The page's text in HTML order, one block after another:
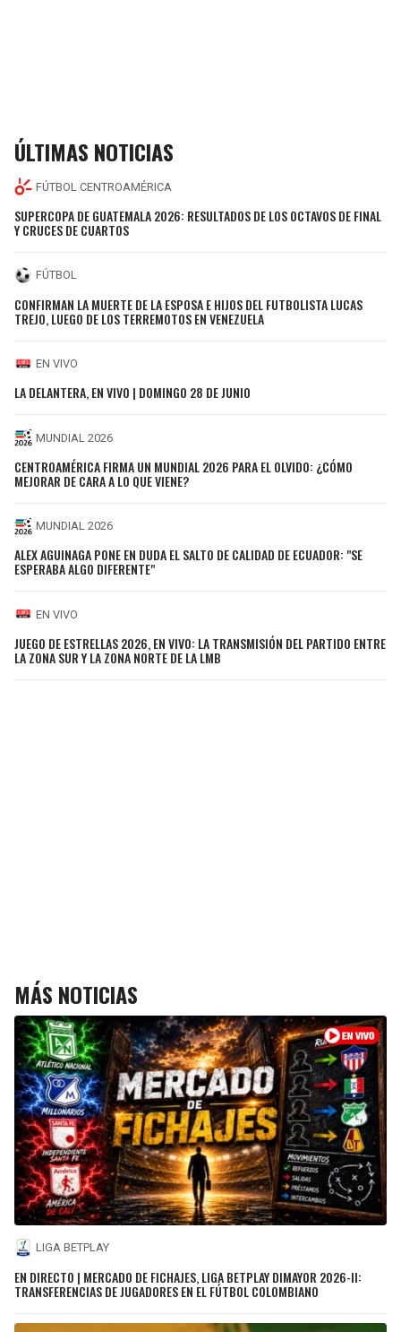
ÚLTIMAS NOTICIAS
FÚTBOL CENTROAMÉRICA
SUPERCOPA DE GUATEMALA 2026: RESULTADOS DE LOS OCTAVOS DE FINAL
Y CRUCES DE CUARTOS
FÚTBOL
CONFIRMAN LA MUERTE DE LA ESPOSA E HIJOS DEL FUTBOLISTA LUCAS
TREJO, LUEGO DE LOS TERREMOTOS EN VENEZUELA
EN VIVO
LA DELANTERA, EN VIVO | DOMINGO 28 DE JUNIO
MUNDIAL 2026
CENTROAMÉRICA FIRMA UN MUNDIAL 2026 PARA EL OLVIDO: ¿CÓMO
MEJORAR DE CARA A LO QUE VIENE?
MUNDIAL 2026
ALEX AGUINAGA PONE EN DUDA EL SALTO DE CALIDAD DE ECUADOR: "SE
ESPERABA ALGO DIFERENTE"
EN VIVO
JUEGO DE ESTRELLAS 2026, EN VIVO: LA TRANSMISIÓN DEL PARTIDO ENTRE
LA ZONA SUR Y LA ZONA NORTE DE LA LMB
MÁS NOTICIAS
LIGA BETPLAY
EN DIRECTO | MERCADO DE FICHAJES, LIGA BETPLAY DIMAYOR 2026-II:
TRANSFERENCIAS DE JUGADORES EN EL FÚTBOL COLOMBIANO